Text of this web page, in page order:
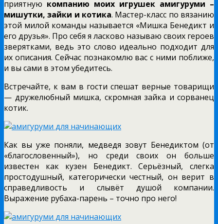
приятную компанию моих игрушек амигуруми –
мишутки, зайки и котика. Мастер-класс по вязанию
этой милой команды называется «Мишка Бенедикт и
его друзья». Про себя я ласково называю своих героев
зверятками, ведь это слово идеально подходит для
их описания. Сейчас познакомлю вас с ними поближе,
и вы сами в этом убедитесь.
Встречайте, к вам в гости спешат верные товарищи
— дружелюбный мишка, скромная зайка и сорванец
котик.
Как вы уже поняли, медведя зовут Бенедиктом (от
«благословенный»), но среди своих он больше
известен как кузен Бенедикт. Серьёзный, слегка
простодушный, категорически честный, он верит в
справедливость и слывёт душой компании.
Выражение рубаха-парень – точно про него!